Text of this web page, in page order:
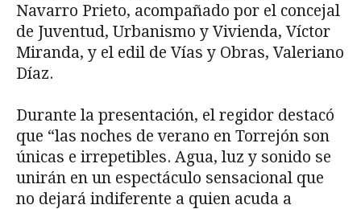
Navarro Prieto, acompañado por el concejal
de Juventud, Urbanismo y Vivienda, Víctor
Miranda, y el edil de Vías y Obras, Valeriano
Díaz.
Durante la presentación, el regidor destacó
que “las noches de verano en Torrejón son
únicas e irrepetibles. Agua, luz y sonido se
unirán en un espectáculo sensacional que
no dejará indiferente a quien acuda a